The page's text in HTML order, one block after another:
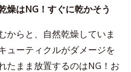
はNG！すぐに乾かそう
からと、自然乾燥していま
ューティクルがダメージを
たまま放置するのはNG！お